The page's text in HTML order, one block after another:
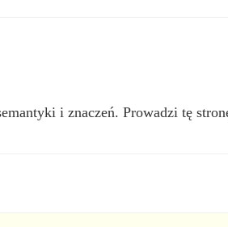
i znaczeń. Prowadzi tę